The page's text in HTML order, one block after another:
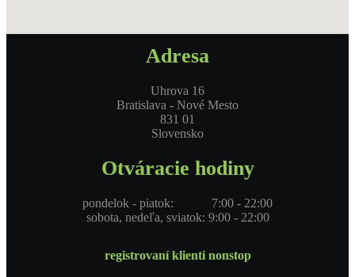
Adresa
Uhrova 16
Bratislava - Nové Mesto
831 01
Slovensko
Otváracie hodiny
pondelok - piatok: 7:00 - 22:00
sobota, nedeľa, sviatok: 9:00 - 22:00
registrovaní klienti nonstop